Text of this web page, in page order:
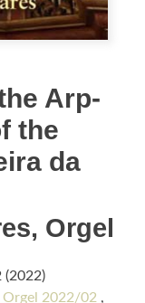
Arp-
the
da
Orgel
(2022)
2022/02 ,